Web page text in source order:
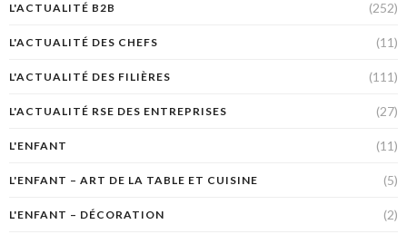
L'ACTUALITÉ B2B (252)
L'ACTUALITÉ DES CHEFS (11)
L'ACTUALITÉ DES FILIÈRES (111)
L'ACTUALITÉ RSE DES ENTREPRISES (27)
L'ENFANT (11)
L'ENFANT – ART DE LA TABLE ET CUISINE (5)
L'ENFANT – DÉCORATION (2)